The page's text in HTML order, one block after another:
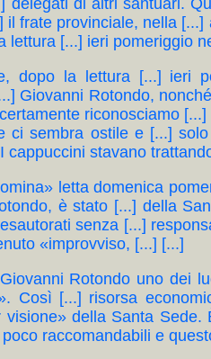
delegati di altri santuari.
il frate provinciale, nella
lettura [...] ieri pomeriggio
dopo la lettura [...] ieri
Giovanni Rotondo,
riconosciamo
ci sembra ostile e [...]
cappuccini stavano
letta domenica
è stato [...] della
senza [...]
«improvviso, [...] [...]
Rotondo uno dei
Così [...] risorsa
della Santa
raccomandabili e